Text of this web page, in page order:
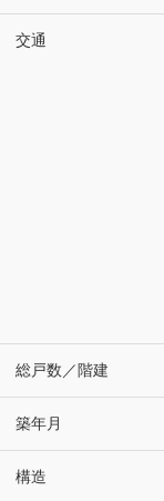
交通
総戸数／階建
築年月
構造